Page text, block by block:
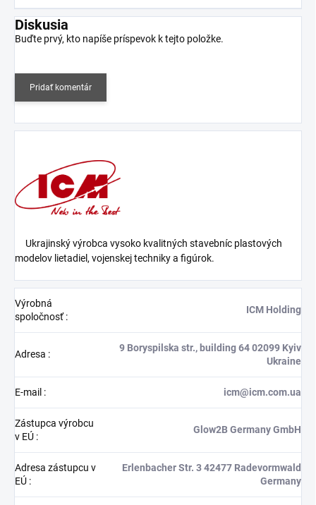
Diskusia
Buďte prvý, kto napíše príspevok k tejto položke.
Pridať komentár
Ukrajinský výrobca vysoko kvalitných stavebníc plastových
modelov lietadiel, vojenskej techniky a figúrok.
Výrobná
spoločnosť:
ICM Holding
Adresa :
9 Boryspilska str., building 64 02099 Kyiv
Ukraine
E-mail : icm@icm.com.ua
Zástupca výrobcu
v EÚ :
Glow2B Germany GmbH
Adresa zástupcu v
EÚ :
Erlenbacher Str. 3 42477 Radevormwald
Germany